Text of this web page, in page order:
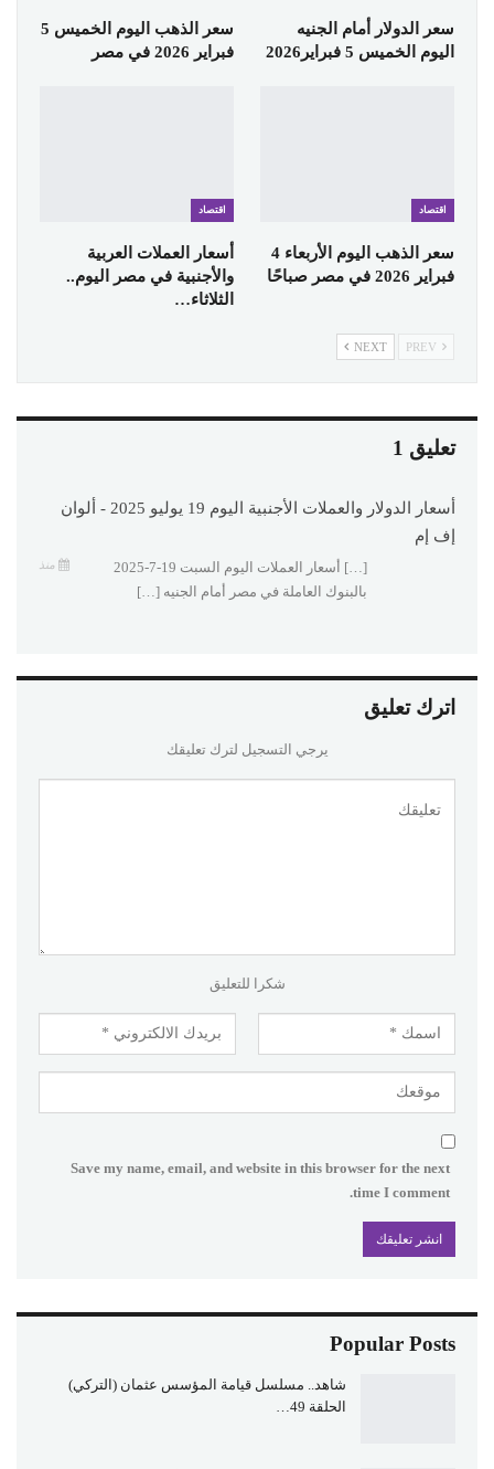
سعر الدولار أمام الجنيه
اليوم الخميس 5 فبراير2026
سعر الذهب اليوم الخميس 5
فبراير 2026 في مصر
اقتصاد
سعر الذهب اليوم الأربعاء 4
فبراير 2026 في مصر صباحًا
اقتصاد
أسعار العملات العربية
والأجنبية في مصر اليوم..
الثلاثاء…
NEXT
تعليق 1
أسعار الدولار والعملات الأجنبية اليوم 19 يوليو 2025 - ألوان
إف إم
منذ
[…] أسعار العملات اليوم السبت 19-7-2025
بالبنوك العاملة في مصر أمام الجنيه […]
اترك تعليق
يرجي التسجيل لترك تعليقك
شكرا للتعليق
Save my name, email, and website in this browser for the next
time I comment.
Popular Posts
شاهد.. مسلسل قيامة المؤسس عثمان (التركي)
الحلقة 49…